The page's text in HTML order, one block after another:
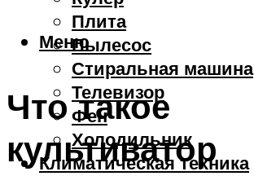
Плита
Пылесос
Стиральная машина
Телевизор
Фен
Холодильник
Климатическая техника
Меню
Что такое
культиватор